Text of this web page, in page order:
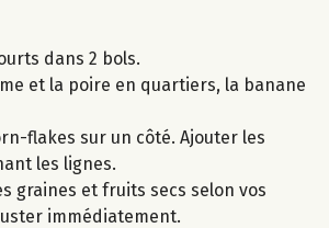
dans 2 bols.
et la poire en quartiers, la banane
flakes sur un côté. Ajouter les
les lignes.
graines et fruits secs selon vos
immédiatement.